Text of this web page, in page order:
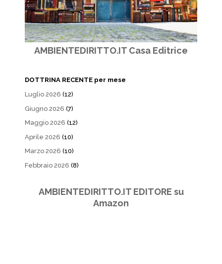
AMBIENTEDIRITTO.IT Casa Editrice
DOTTRINA RECENTE per mese
Luglio 2026 (12)
Giugno 2026 (7)
Maggio 2026 (12)
Aprile 2026 (10)
Marzo 2026 (10)
Febbraio 2026 (8)
AMBIENTEDIRITTO.IT EDITORE su
Amazon